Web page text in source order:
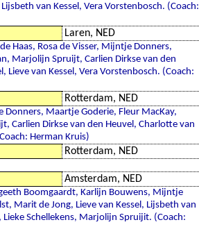
van Kessel, Vera Vorstenbosch. (Coach:
Laren, NED
Haas, Rosa de Visser, Mijntje Donners,
Marjolijn Spruijt, Carlien Dirkse van den
Lieve van Kessel, Vera Vorstenbosch. (Coach:
Rotterdam, NED
Maartje Goderie, Fleur MacKay,
Carlien Dirkse van den Heuvel, Charlotte van
Herman Kruis)
Rotterdam, NED
Amsterdam, NED
Boomgaardt, Karlijn Bouwens, Mijntje
Marit de Jong, Lieve van Kessel, Lijsbeth van
Schellekens, Marjolijn Spruijit. (Coach: